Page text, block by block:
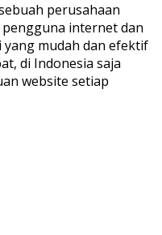
perusahaan
internet dan
mudah dan efektif
di Indonesia saja
website setiap